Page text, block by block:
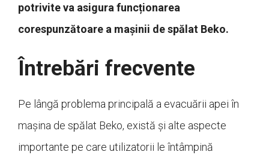
potrivite va asigura funcționarea
corespunzătoare a mașinii de spălat Beko.
Întrebări frecvente
Pe lângă problema principală a evacuării apei în
mașina de spălat Beko, există și alte aspecte
importante pe care utilizatorii le întâmpină